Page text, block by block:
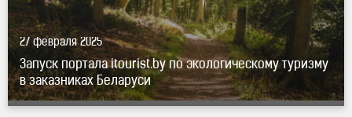
27 февраля 2025
Запуск портала itourist.by по экологическому туризму
в заказниках Беларуси